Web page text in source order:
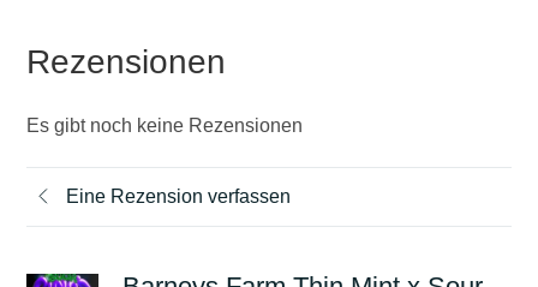
Rezensionen
Es gibt noch keine Rezensionen
Eine Rezension verfassen